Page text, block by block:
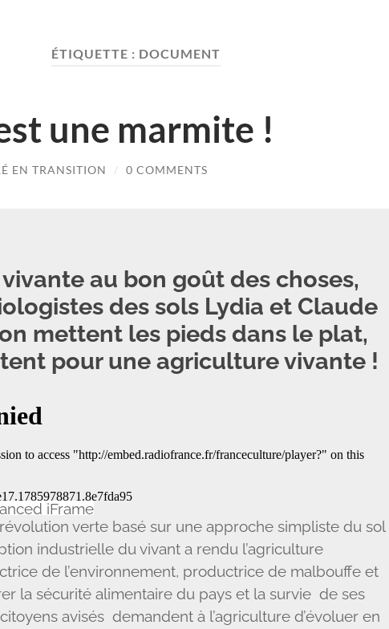
ÉTIQUETTE : DOCUMENT
une marmite !
EN TRANSITION / 0 COMMENTS
au bon goût des choses,
des sols Lydia et Claude
mettent les pieds dans le plat,
pour une agriculture vivante !
iFrame
verte basé sur une approche simpliste du sol
industrielle du vivant a rendu l’agriculture
de l’environnement, productrice de malbouffe et
la sécurité alimentaire du pays et la survie de ses
avisés demandent à l’agriculture d’évoluer en